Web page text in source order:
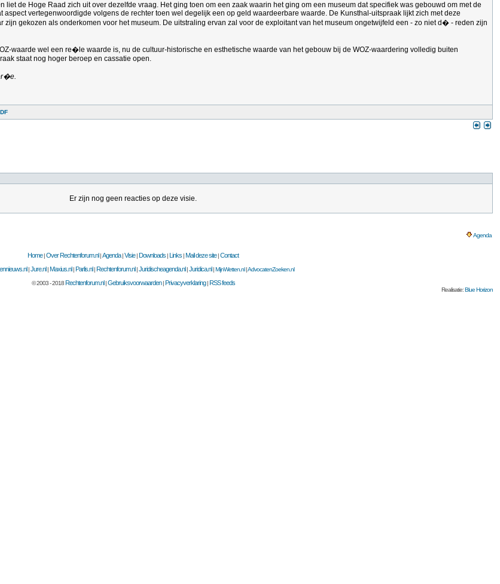
liet de Hoge Raad zich uit over dezelfde vraag. Het ging toen om een zaak waarin het ging om een museum dat specifiek was gebouwd om met de
vertegenwoordigde volgens de rechter toen wel degelijk een op geld waardeerbare waarde. De Kunsthal-uitspraak lijkt zich met deze
gekozen als onderkomen voor het museum. De uitstraling ervan zal voor de exploitant van het museum ongetwijfeld een - zo niet d� - reden zijn
waarde wel een re�le waarde is, nu de cultuur-historische en esthetische waarde van het gebouw bij de WOZ-waardering volledig buiten
staat nog hoger beroep en cassatie open.
Er zijn nog geen reacties op deze visie.
Agenda
Home|Over Rechtenforum.nl |Agenda|Visie|Downloads |Links |Mail deze site|Contact
|Jure.nl |Maxius.nl |Parlis.nl |Rechtenforum.nl |Juridischeagenda.nl |Juridica.nl |MijnWetten.nl|AdvocatenZoeken.nl
© 2003 - 2018Rechtenforum.nl|Gebruiksvoorwaarden|Privacyverklaring|RSS feeds
Realisatie:Blue Horizon